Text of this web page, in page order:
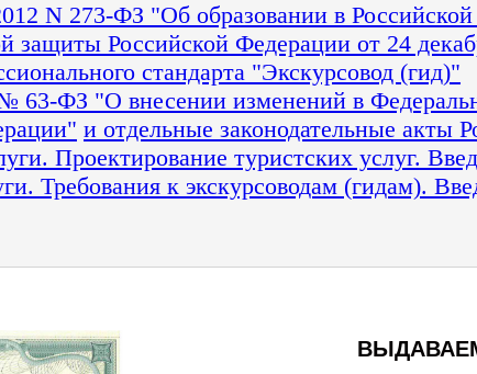
N 273-ФЗ "Об образовании в
защиты Российской Федерации от 24
стандарта "Экскурсовод (гид)"
63-ФЗ "О внесении изменений в
и отдельные законодательные акты
Проектирование туристских услуг.
Требования к экскурсоводам (гидам).